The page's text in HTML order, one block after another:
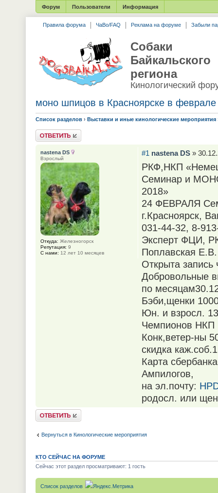
Форум Пользователи Информация
Правила форума ЧаВо/FAQ Реклама на форуме Забыли
Собаки
Байкальского
региона
Кинологический
моно шпицов в Красноярске в феврале
Список разделов › Выставки и иные кинологические мероприятия
Ответить
#1 nastena DS»
РКФ,НКП
Семинар и
2018»
24 ФЕВРАЛЯ
г.Красноярск,
031-44-32, 8-
Эксперт ФЦИ,
Поплавская
Открыта запись
Добровольные
по
Бэби,щенки
Юн. и взросл.
Чемпионов НКП
Конк,ветер-ны
скидка
Карта
Ампилогов,
на эл.почту:
родосл. или
nastena DS
Взрослый
Откуда: Железногорск
Репутация: 9
С нами: 12 лет 10 месяцев
Ответить
Вернуться в Кинологические мероприятия
КТО СЕЙЧАС НА ФОРУМЕ
Сейчас этот раздел просматривают: 1 гость
Список разделов